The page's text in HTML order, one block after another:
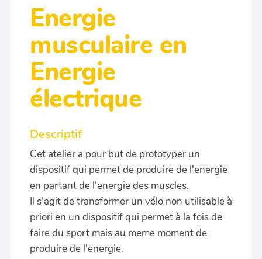
Energie
musculaire en
Energie
électrique
Descriptif
Cet atelier a pour but de prototyper un
dispositif qui permet de produire de l'energie
en partant de l'energie des muscles.
Il s'agit de transformer un vélo non utilisable à
priori en un dispositif qui permet à la fois de
faire du sport mais au meme moment de
produire de l'energie.